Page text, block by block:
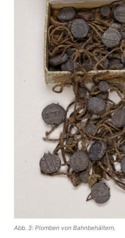
Abb. 3: Plomben von Bahnbehältern.